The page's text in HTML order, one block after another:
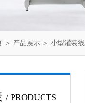
＞ 产品展示 ＞ 小型灌装线
/ PRODUCTS